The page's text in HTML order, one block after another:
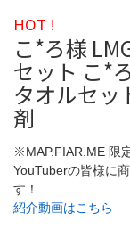
HOT !
こ*ろ様
セット こ*
タオルセッ
剤
※MAP.FIAR.ME 限
YouTuberの皆様に
す！
紹介動画はこちら